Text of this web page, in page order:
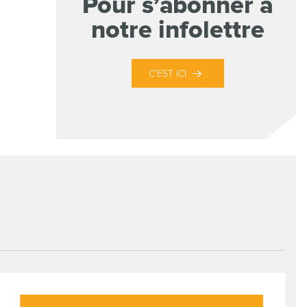
notre infolettre
C’EST ICI